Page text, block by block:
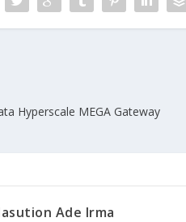
Hyperscale MEGA Gateway
Ade Irma